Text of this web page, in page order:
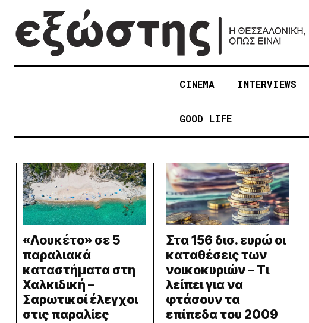
CINEMA INTERVIEWS
GOOD LIFE
«Λουκέτο» σε 5
παραλιακά
καταστήματα στη
Χαλκιδική –
Σαρωτικοί έλεγχοι
στις παραλίες
Στα 156 δισ. ευρώ οι
καταθέσεις των
νοικοκυριών – Τι
λείπει για να
φτάσουν τα
επίπεδα του 2009